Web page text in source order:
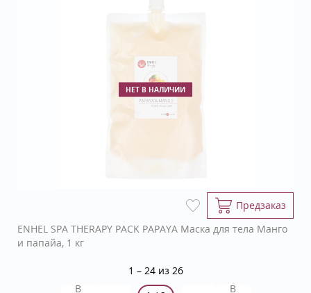
НЕТ В НАЛИЧИИ
Предзаказ
ENHEL SPA THERAPY PACK PAPAYA Маска для тела Манго
и папайа, 1 кг
1 – 24 из 26
В
В